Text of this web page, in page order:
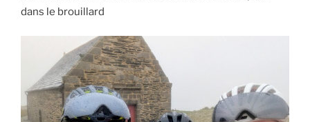
dans le brouillard